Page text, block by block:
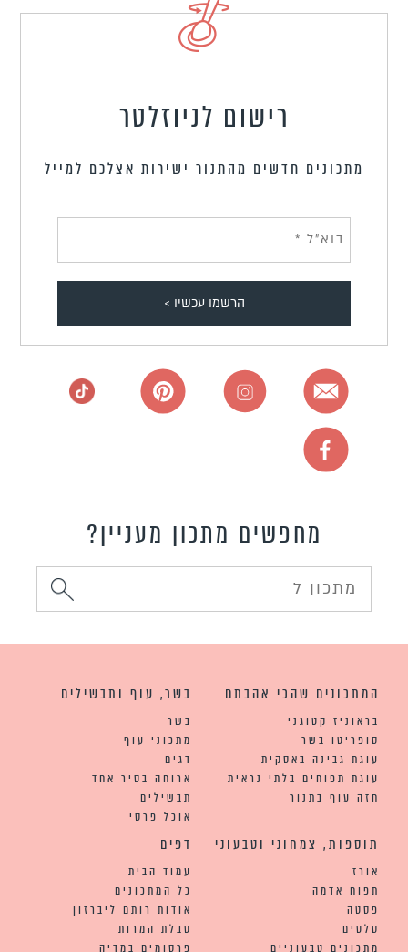
רישום לניוזלטר
מתכונים חדשים מהתנור ישירות אצלכם למייל
מחפשים מתכון מעניין?
המתכונים שהכי אהבתם
בראוניז קטוגני
סופריטו בשר
עוגת גבינה באסקית
עוגת תפוחים בלתי נראית
חזה עוף בתנור
בשר, עוף ותבשילים
בשר
מתכוני עוף
דגים
ארוחה בסיר אחד
תבשילים
אוכל פרסי
תוספות, צמחוני וטבעוני
אורז
תפוח אדמה
פסטה
סלטים
מתכונים טבעוניים
דפים
עמוד הבית
כל המתכונים
אודות רותם ליברזון
טבלת המרות
פרסומים במדיה